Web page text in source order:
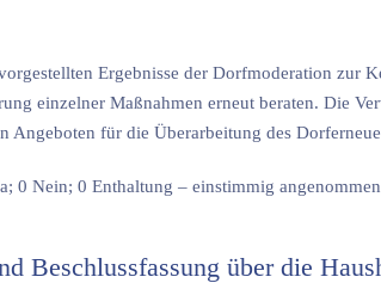
Ergebnisse der Dorfmoderation zur
einzelner Maßnahmen erneut beraten. Die
Angeboten für die Überarbeitung des
0 Nein; 0 Enthaltung – einstimmig angenommen
Beschlussfassung über die